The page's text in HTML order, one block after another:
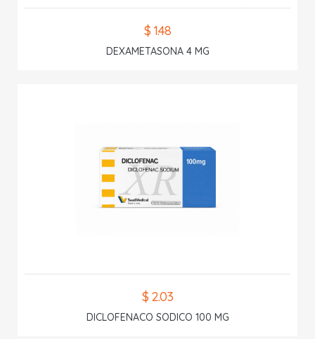
$ 1.48
DEXAMETASONA 4 MG
$ 2.03
DICLOFENACO SODICO 100 MG